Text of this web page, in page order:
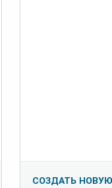
СОЗДАТЬ